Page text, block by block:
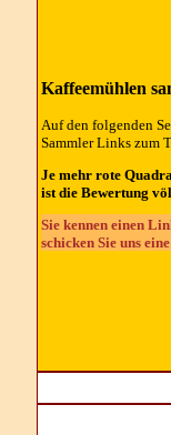
Kaffeemühlen
Auf den folgenden
Sammler Links zum
Je mehr rote
ist die Bewertung
Sie kennen einen
schicken Sie uns eine